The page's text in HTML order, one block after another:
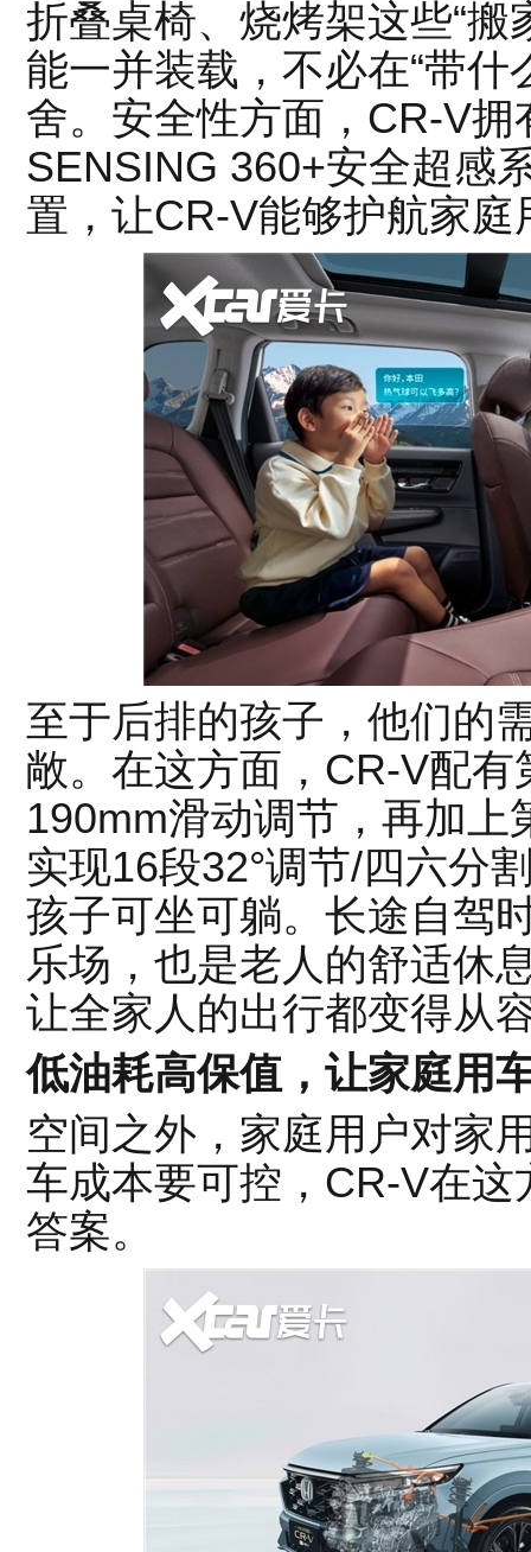
折叠桌椅、烧烤架这些“搬
能一并装载，不必在“带什
舍。安全性方面，CR-V
SENSING 360+安全超感
置，让CR-V能够护航家
至于后排的孩子，他们的
敞。在这方面，CR-V配
190mm滑动调节，再加
实现16段32°调节/四六分
孩子可坐可躺。长途自驾
乐场，也是老人的舒适休
让全家人的出行都变得从
低油耗高保值，让家庭用
空间之外，家庭用户对家
车成本要可控，CR-V在
答案。